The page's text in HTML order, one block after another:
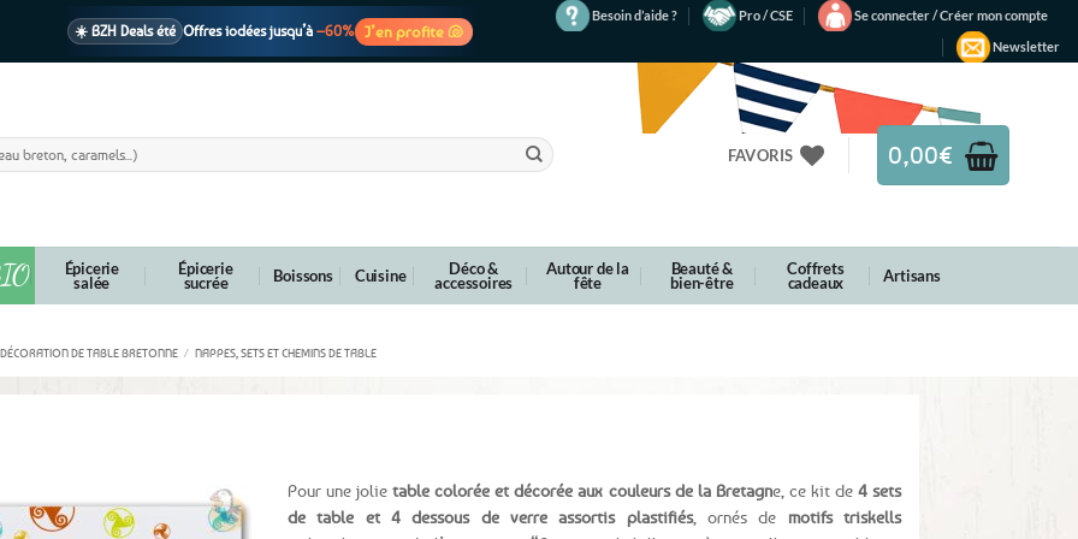
☀️ BZH Deals été Offres iodées jusqu’à –60% J’en profite 🐚
Besoin d’aide ? Pro / CSE
Se connecter / Créer mon compte
Newsletter
FAVORIS 0,00€
Épicerie
salée
Épicerie
sucrée Boissons Cuisine Déco &
accessoires
Autour de la
fête
Beauté &
bien-être
Coffrets
cadeaux Artisans
DÉCORATION DE TABLE BRETONNE / NAPPES, SETS ET CHEMINS DE TABLE
Pour une jolietable colorée et décorée aux couleurs de la Bretagne, ce kit de 4 sets
de table et 4 dessous de verre assortis plastifiés, ornés de motifs triskells